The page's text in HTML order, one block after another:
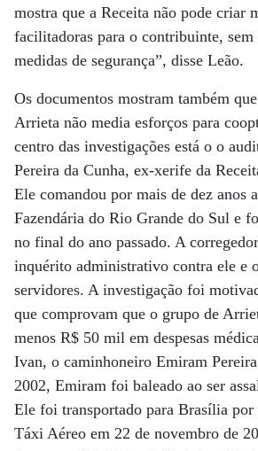
mostra que a Receita não pode criar
facilitadoras para o contribuinte, sem
medidas de segurança”, disse Leão.
Os documentos mostram também
Arrieta não media esforços para
centro das investigações está o o
Pereira da Cunha, ex-xerife da
Ele comandou por mais de dez anos
Fazendária do Rio Grande do Sul e
no final do ano passado. A
inquérito administrativo contra ele e
servidores. A investigação foi
que comprovam que o grupo de
menos R$ 50 mil em despesas
Ivan, o caminhoneiro Emiram
2002, Emiram foi baleado ao ser
Ele foi transportado para Brasília
Táxi Aéreo em 22 de novembro de